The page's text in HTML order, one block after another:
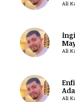
Ali
Ali
Ali